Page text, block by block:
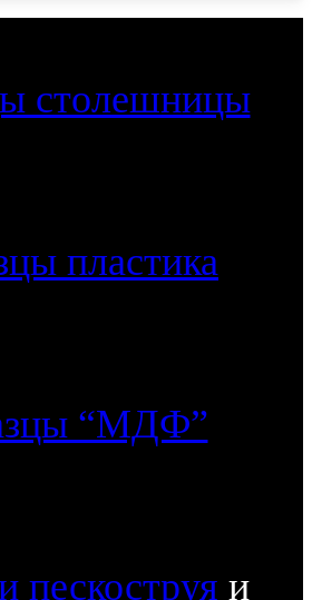
столешницы
пластика
“МДФ”
пескоструя и